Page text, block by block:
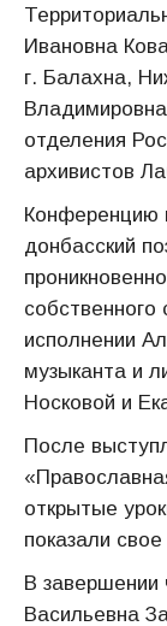
Ивановна
г. Балахна,
отделения
архивистов
Конференцию
донбасский
собственного
исполнении
музыканта и
Носковой и
После
открытые
показали
В завершении
Васильевна